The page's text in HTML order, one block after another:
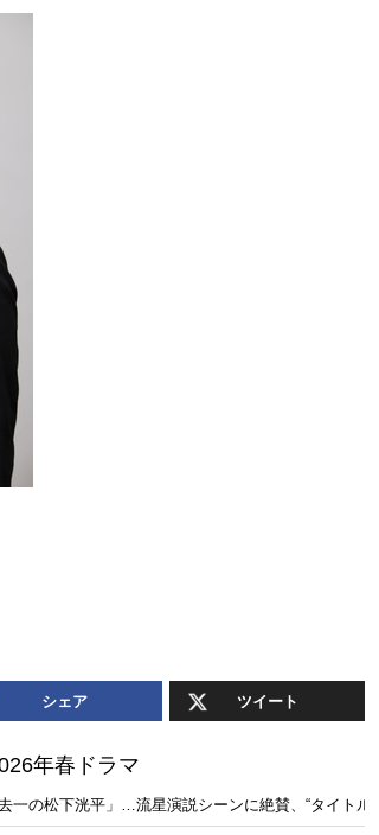
シェア ツイート
年春ドラマ
去一の松下洸平」…流星演説シーンに絶賛、“タイトル